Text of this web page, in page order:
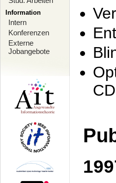
Information
Intern
Konferenzen
Externe
Jobangebote